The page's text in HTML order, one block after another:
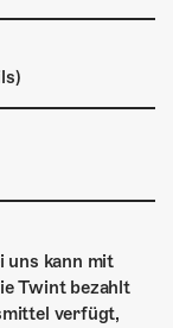
uns kann mit
Twint bezahlt
verfügt,